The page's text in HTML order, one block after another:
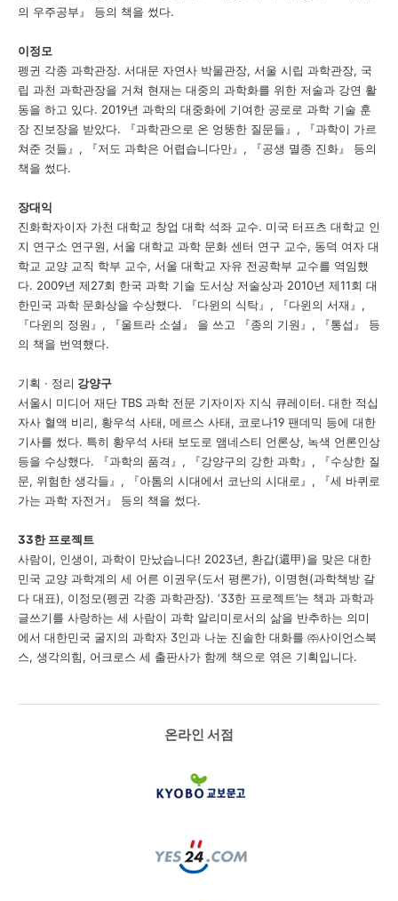
의 우주공부 』 등의 책을 썼다.
이정모
펭귄 각종 과학관장. 서대문 자연사 박물관장, 서울 시립 과학관장, 국
립 과천 과학관장을 거쳐 현재는 대중의 과학화를 위한 저술과 강연 활
동을 하고 있다. 2019년 과학의 대중화에 기여한 공로로 과학 기술 훈
장 진보장을 받았다. 『과학관으로 온 엉뚱한 질문들 』 , 『과학이 가르
쳐준 것들 』 , 『저도 과학은 어렵습니다만』 , 『공생 멸종 진화』 등의
책을 썼다.
장대익
진화학자이자 가천 대학교 창업 대학 석좌 교수. 미국 터프츠 대학교 인
지 연구소 연구원, 서울 대학교 과학 문화 센터 연구 교수, 동덕 여자 대
학교 교양 교직 학부 교수, 서울 대학교 자유 전공학부 교수를 역임했
다. 2009년 제27회 한국 과학 기술 도서상 저술상과 2010년 제11회 대
한민국 과학 문화상을 수상했다. 『다윈의 식탁』 , 『다윈의 서재 』 ,
『다윈의 정원 』 , 『울트라 소셜 』 을 쓰고 『종의 기원 』 , 『통섭 』 등
의 책을 번역했다.
기획 · 정리 강양구
서울시 미디어 재단 TBS 과학 전문 기자이자 지식 큐레이터. 대한 적십
자사 혈액 비리, 황우석 사태, 메르스 사태, 코로나19 팬데믹 등에 대한
기사를 썼다. 특히 황우석 사태 보도로 앰네스티 언론상, 녹색 언론인상
등을 수상했다. 『과학의 품격 』 , 『강양구의 강한 과학』 , 『수상한 질
문, 위험한 생각들 』 , 『아톰의 시대에서 코난의 시대로 』 , 『세 바퀴로
가는 과학 자전거 』 등의 책을 썼다.
33한 프로젝트
사람이, 인생이, 과학이 만났습니다! 2023년, 환갑(還甲)을 맞은 대한
민국 교양 과학계의 세 어른 이권우(도서 평론가), 이명현(과학책방 갈
다 대표), 이정모(펭귄 각종 과학관장). ‘33한 프로젝트’는 책과 과학과
글쓰기를 사랑하는 세 사람이 과학 알리미로서의 삶을 반추하는 의미
에서 대한민국 굴지의 과학자 3인과 나눈 진솔한 대화를 ㈜사이언스북
스, 생각의힘, 어크로스 세 출판사가 함께 책으로 엮은 기획입니다.
온라인 서점